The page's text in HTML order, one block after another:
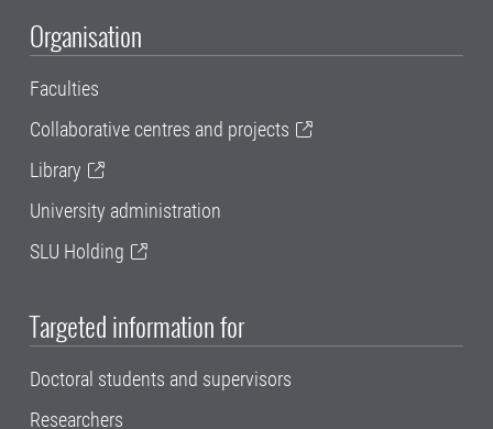
Organisation
Faculties
Collaborative centres and projects
Library
University administration
SLU Holding
Targeted information for
Doctoral students and supervisors
Researchers